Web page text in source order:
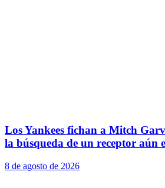
Los Yankees fichan a Mitch
la búsqueda de un receptor aún
8 de agosto de 2026